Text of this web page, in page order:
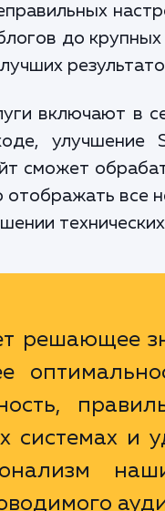
до
включают в
улучшение
сможет
отображать все
решающее
системах и